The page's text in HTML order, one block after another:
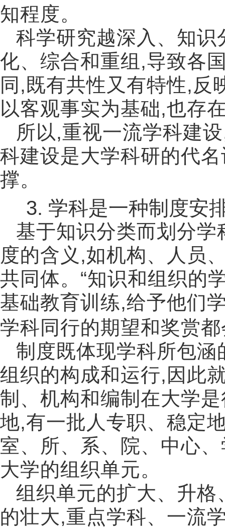
知程度。
科学研究越深入、知
化、综合和重组 ,导致各
同 , 既有共性又有特性, 反
以客观事实为基础,也存
所以,重视一流学科建设
科建设是大学科研的代
撑。
3. 学科是一种制度安
基于知识分类而划分学
度的含义 ,如机构、人员
共同体。 “知识和组织的
基础教育训练,给予他们
学科同行的期望和奖赏
制度既体现学科所包涵
组织的构成和运行, 因此
制、机构和编制在大学
地,有一批人专职、稳定
室、所、系、院、中心
大学的组织单元。
组织单元的扩大、升格
的壮大,重点学科、一流